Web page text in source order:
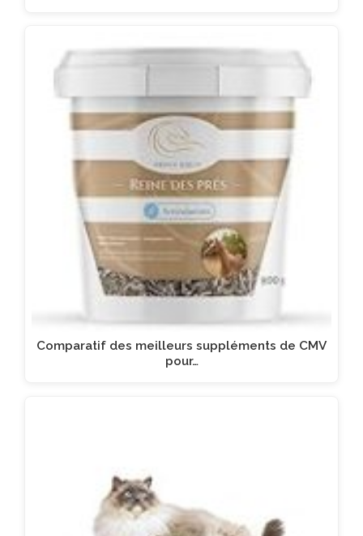
Comparatif des meilleurs suppléments de CMV
pour…